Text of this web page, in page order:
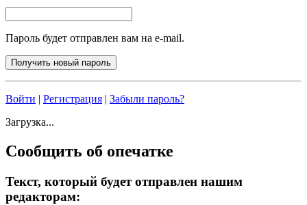
Пароль будет отправлен вам на e-mail.
Войти | Регистрация | Забыли пароль?
Загрузка...
Сообщить об опечатке
Текст, который будет отправлен нашим
редакторам: